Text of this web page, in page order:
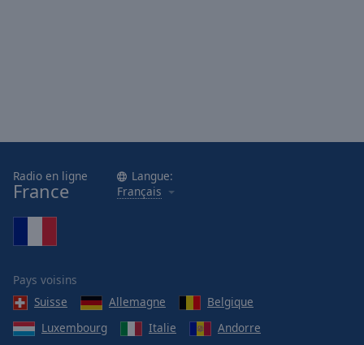
Radio en ligne
France
Langue:
Français
Pays voisins
Suisse
Allemagne
Belgique
Luxembourg
Italie
Andorre